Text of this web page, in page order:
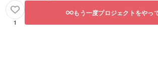
1
もう一度プロジェクトをやっ